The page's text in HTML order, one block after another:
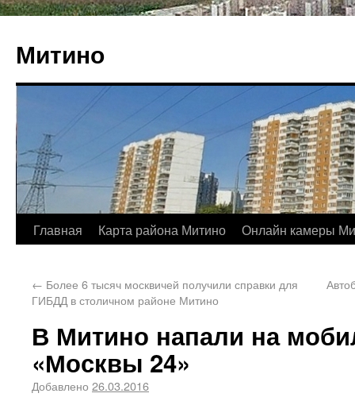
Митино
Главная Карта района Митино Онлайн камеры
← Более 6 тысяч москвичей получили справки для
ГИБДД в столичном районе Митино
В Митино напали на
«Москвы 24»
Добавлено 26.03.2016